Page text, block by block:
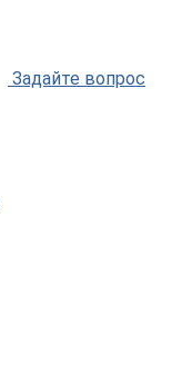
Задайте вопрос